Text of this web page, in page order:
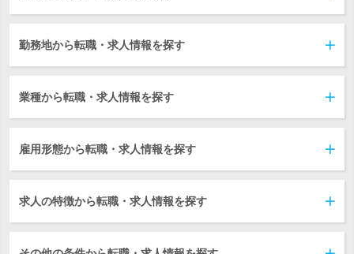
勤務地から転職・求人情報を探す
業種から転職・求人情報を探す
雇用形態から転職・求人情報を探す
求人の特徴から転職・求人情報を探す